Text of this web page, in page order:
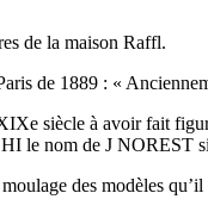
de la maison Raffl.
de 1889 : «
siècle à avoir fait
le nom de J NOREST
des modèles